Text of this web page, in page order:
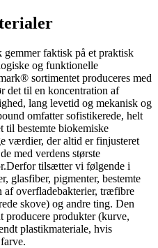
faktisk på et praktisk
og funktionelle
sortimentet produceres med
det til en koncentration af
lang levetid og mekanisk og
omfatter sofistikerede, helt
til bestemte biokemiske
værdier, der altid er finjusteret
med verdens største
tilsætter vi følgende i
glasfiber, pigmenter, bestemte
af overfladebakterier, træfibre
skove) og andre ting. Den
producere produkter (kurve,
plastikmateriale, hvis